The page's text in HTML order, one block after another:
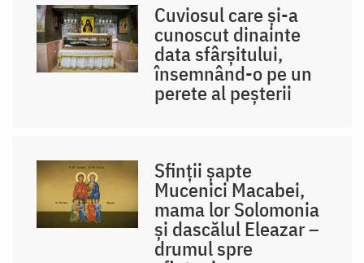
Cuviosul care și-a
cunoscut dinainte
data sfârșitului,
însemnând-o pe un
perete al peșterii
Sfinții șapte
Mucenici Macabei,
mama lor Solomonia
și dascălul Eleazar –
drumul spre